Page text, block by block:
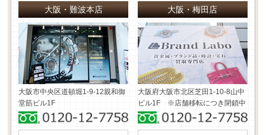
大阪・難波本店
大阪市中央区道頓堀1-9-12親和御
堂筋ビル1F
大阪・梅田店
大阪府大阪市北区芝田1-10-8山中
ビル1F ※店舗移転につき閉鎖中